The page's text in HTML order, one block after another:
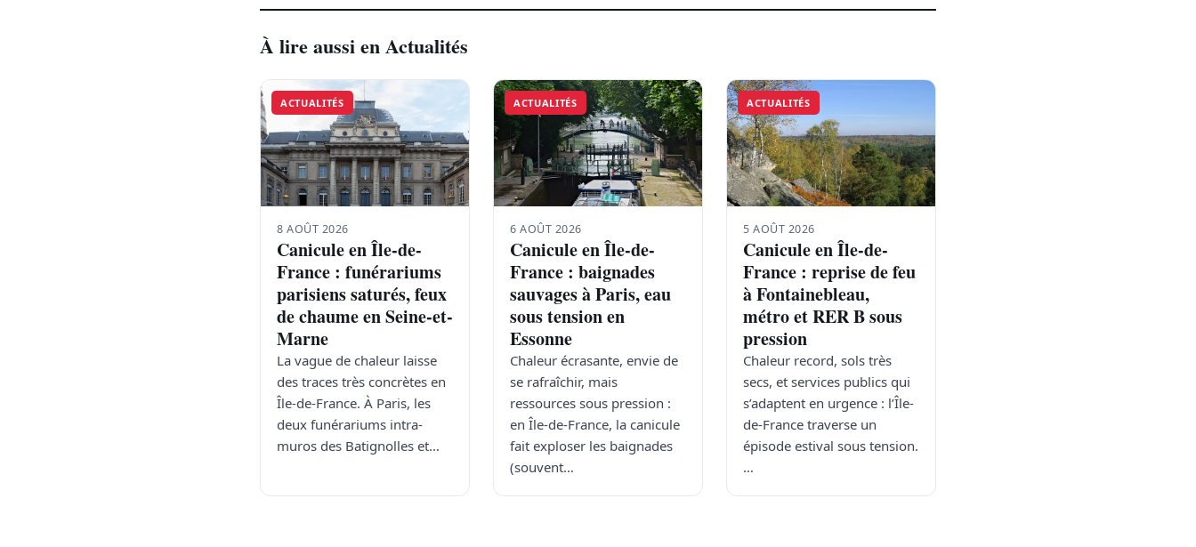
À lire aussi en Actualités
ACTUALITÉS
8 AOÛT 2026
Canicule en Île-de-
France : funérariums
parisiens saturés, feux
de chaume en Seine-et-
Marne
La vague de chaleur laisse
des traces très concrètes en
Île-de-France. À Paris, les
deux funérariums intra-
muros des Batignolles et…
ACTUALITÉS
6 AOÛT 2026
Canicule en Île-de-
France : baignades
sauvages à Paris, eau
sous tension en
Essonne
Chaleur écrasante, envie de
se rafraîchir, mais
ressources sous pression :
en Île-de-France, la canicule
fait exploser les baignades
(souvent…
ACTUALITÉS
5 AOÛT 2026
Canicule en Île-de-
France : reprise de feu
à Fontainebleau,
métro et RER B sous
pression
Chaleur record, sols très
secs, et services publics qui
s’adaptent en urgence : l’Île-
de-France traverse un
épisode estival sous tension.
…